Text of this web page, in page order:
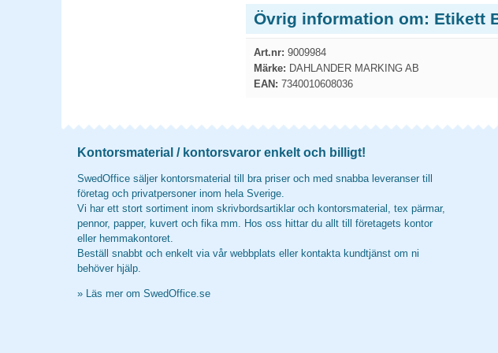
Övrig information om: Etikett
Art.nr: 9009984
Märke: DAHLANDER MARKING AB
EAN: 7340010608036
Kontorsmaterial / kontorsvaror enkelt och billigt!
SwedOffice säljer kontorsmaterial till bra priser och med snabba leveranser till
företag och privatpersoner inom hela Sverige.
Vi har ett stort sortiment inom skrivbordsartiklar och kontorsmaterial, tex pärmar,
pennor, papper, kuvert och fika mm. Hos oss hittar du allt till företagets kontor
eller hemmakontoret.
Beställ snabbt och enkelt via vår webbplats eller kontakta kundtjänst om ni
behöver hjälp.
» Läs mer om SwedOffice.se